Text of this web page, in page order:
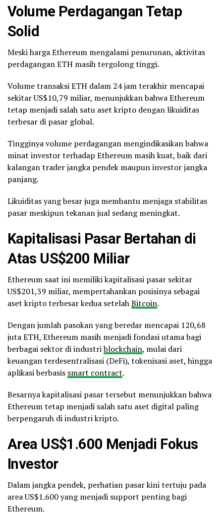
Volume Perdagangan Tetap
Solid
Meski harga Ethereum mengalami penurunan, aktivitas
perdagangan ETH masih tergolong tinggi.
Volume transaksi ETH dalam 24 jam terakhir mencapai
sekitar US$10,79 miliar, menunjukkan bahwa Ethereum
tetap menjadi salah satu aset kripto dengan likuiditas
terbesar di pasar global.
Tingginya volume perdagangan mengindikasikan bahwa
minat investor terhadap Ethereum masih kuat, baik dari
kalangan trader jangka pendek maupun investor jangka
panjang.
Likuiditas yang besar juga membantu menjaga stabilitas
pasar meskipun tekanan jual sedang meningkat.
Kapitalisasi Pasar Bertahan di
Atas US$200 Miliar
Ethereum saat ini memiliki kapitalisasi pasar sekitar
US$201,39 miliar, mempertahankan posisinya sebagai
aset kripto terbesar kedua setelahBitcoin.
Dengan jumlah pasokan yang beredar mencapai 120,68
juta ETH, Ethereum masih menjadi fondasi utama bagi
berbagai sektor di industriblockchain, mulai dari
keuangan terdesentralisasi (DeFi), tokenisasi aset, hingga
aplikasi berbasis smart contract.
Besarnya kapitalisasi pasar tersebut menunjukkan bahwa
Ethereum tetap menjadi salah satu aset digital paling
berpengaruh di industri kripto.
Area US$1.600 Menjadi Fokus
Investor
Dalam jangka pendek, perhatian pasar kini tertuju pada
area US$1.600 yang menjadi support penting bagi
Ethereum.